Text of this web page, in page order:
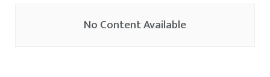
No Content Available